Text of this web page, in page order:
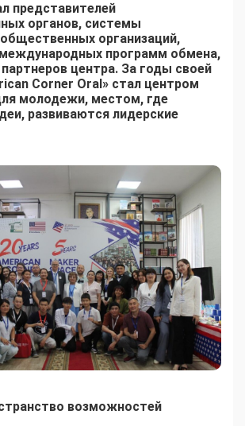
представителей
органов, системы
организаций,
программ обмена,
центра. За годы своей
Corner Oral» стал центром
молодежи, местом, где
развиваются лидерские
возможностей